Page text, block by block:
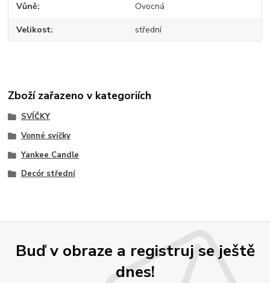
Vůně Ovocná
Velikost střední
Zboží zařazeno v kategoriích
SVÍČKY
Vonné svíčky
Yankee Candle
Decór střední
Buď v obraze a registruj se ještě
dnes!